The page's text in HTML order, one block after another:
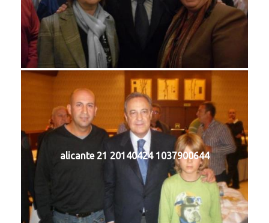
alicante 21 20140424 1037900644